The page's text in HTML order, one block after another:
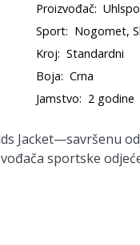
Proizvođač:
Sport: Nogomet,
Kroj: Standardni
Boja: Crna
Jamstvo: 2 godine
Jacket—savršenu
sportske